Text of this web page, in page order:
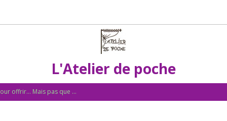
L'Atelier de poche
offrir... Mais pas que ...